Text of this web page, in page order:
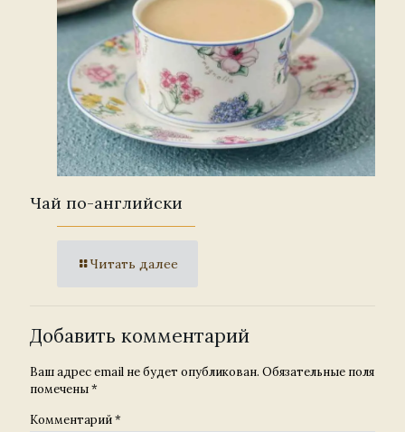
Чай по-английски
Читать далее
Добавить комментарий
Ваш адрес email не будет опубликован. Обязательные поля
помечены*
Комментарий*